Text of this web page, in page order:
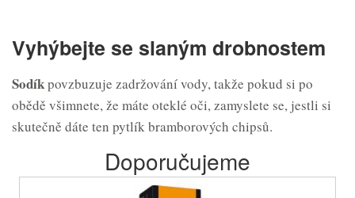
Vyhýbejte se slaným drobnostem
Sodíkpovzbuzuje zadržování vody, takže pokud si po
obědě všimnete, že máte oteklé oči, zamyslete se, jestli si
skutečně dáte ten pytlík bramborových chipsů.
Doporučujeme